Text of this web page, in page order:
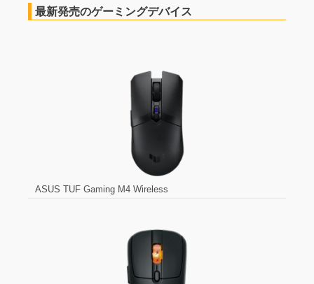
最新発売のゲーミングデバイス
ASUS TUF Gaming M4 Wireless